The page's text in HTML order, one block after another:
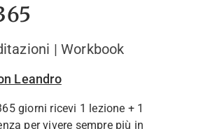
| Workbook
Leandro
giorni ricevi 1 lezione + 1
per vivere sempre più in